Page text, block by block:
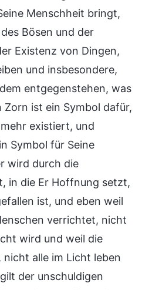
Menschheit bringt,
Bösen und der
Existenz von Dingen,
und insbesondere,
entgegenstehen, was
ist ein Symbol dafür,
existiert, und
Symbol für Seine
wird durch die
in die Er Hoffnung setzt,
ist, und eben weil
verrichtet, nicht
wird und weil die
nicht alle im Licht leben
der unschuldigen